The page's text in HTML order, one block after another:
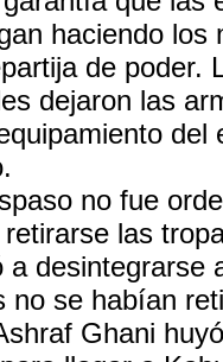
haciendo los
de poder.
dejaron las
del
no fue
las
a desintegrarse
no se habían
Ghani